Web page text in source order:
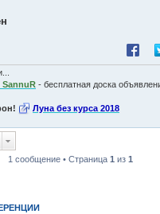
SannuR - бесплатная доска
Луна без курса 2018
1 сообщение • Страница 1 из 1